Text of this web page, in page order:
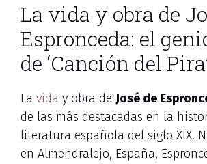
La vida y obra de
Espronceda: el
de ‘Canción del
La vida y obra de José de
de las más destacadas en la
literatura española del siglo XIX.
en Almendralejo, España,